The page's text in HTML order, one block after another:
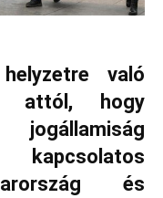
való
attól, hogy
és